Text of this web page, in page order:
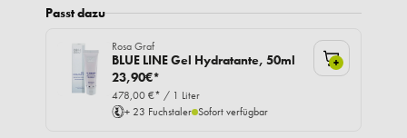
Passt dazu
Rosa Graf
BLUE LINE Gel Hydratante, 50ml
23,90€*
478,00 €* / 1 Liter
+ 23 Fuchstaler Sofort verfügbar
+